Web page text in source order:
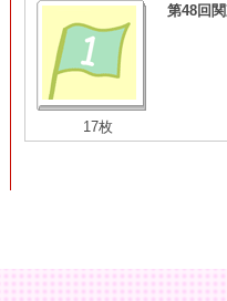
17枚
第48回